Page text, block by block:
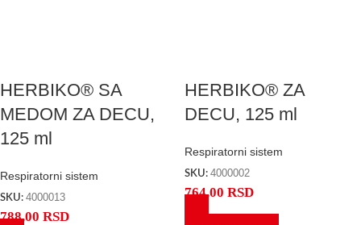
HERBIKO® SA
MEDOM ZA DECU,
125 ml
Respiratorni sistem
SKU: 4000013
788,00 RSD
HERBIKO® ZA
DECU, 125 ml
Respiratorni sistem
SKU: 4000002
764,00 RSD